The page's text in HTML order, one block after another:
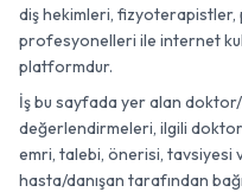
diş hekimleri, fizyoterapistler,
profesyonelleri ile internet
platformdur.
İş bu sayfada yer alan
değerlendirmeleri, ilgili
emri, talebi, önerisi, tavsiyesi
hasta/danışan tarafından